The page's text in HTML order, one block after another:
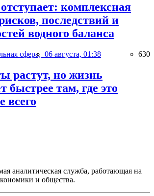
комплексная
последствий и
водного баланса
сфера, 06 августа, 01:38 630
растут, но жизнь
быстрее там, где это
всего
аналитическая служба, работающая на
и общества.